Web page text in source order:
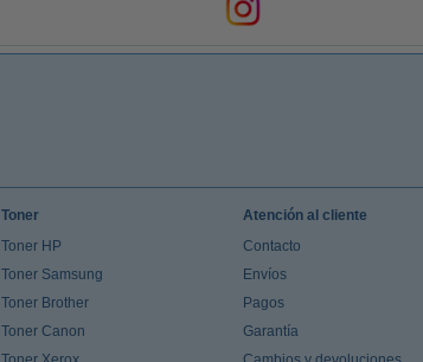
Toner
Toner HP
Toner Samsung
Toner Brother
Toner Canon
Atención al cliente
Contacto
Envíos
Pagos
Garantía